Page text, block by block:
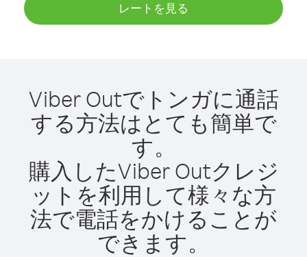
レートを見る
Viber Outでトンガに通話
する方法はとても簡単で
す。
購入したViber Outクレジ
ットを利用して様々な方
法で電話をかけることが
できます。